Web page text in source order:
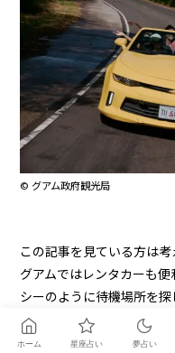
© グアム政府観光局
この記事を見ている方は
グアムではレンタカーも
シーのように待機場所を
がありません。
ホーム 星座占い 夢占い